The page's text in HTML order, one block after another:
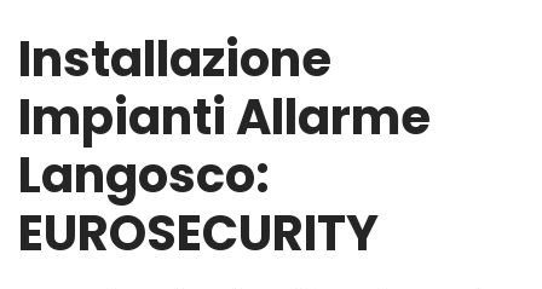
Installazione
Impianti Allarme
Langosco:
EUROSECURITY